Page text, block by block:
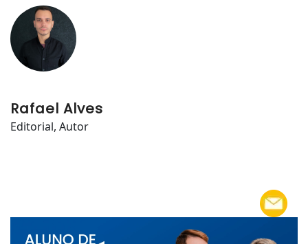
Rafael Alves
Editorial, Autor